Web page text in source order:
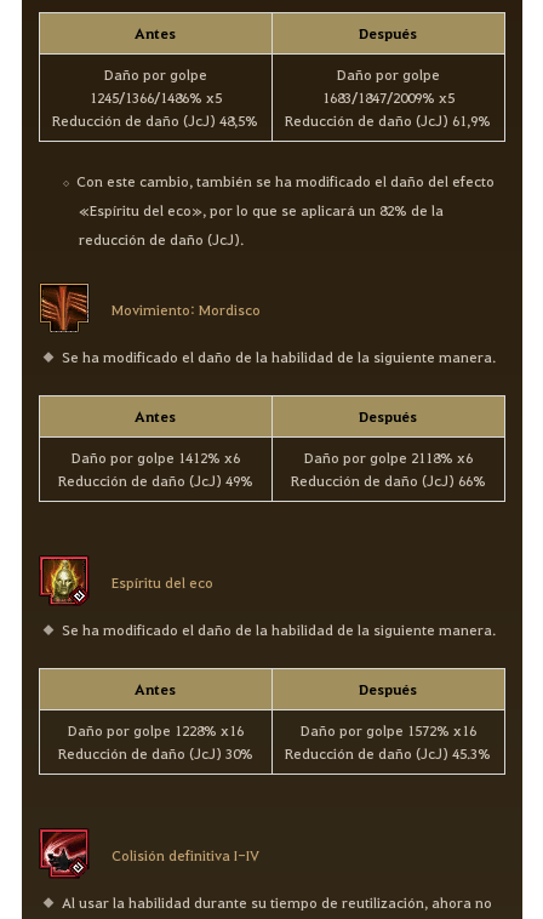
Antes Después
Daño por golpe
1245/1366/1486% x5
Reducción de daño (JcJ) 48,5%
Daño por golpe
1683/1847/2009% x5
Reducción de daño (JcJ) 61,9%
Con este cambio, también se ha modificado el daño del efecto
«Espíritu del eco», por lo que se aplicará un 82% de la
reducción de daño (JcJ).
Movimiento: Mordisco
Se ha modificado el daño de la habilidad de la siguiente manera.
Antes Después
Daño por golpe 1412% x6
Reducción de daño (JcJ) 49%
Daño por golpe 2118% x6
Reducción de daño (JcJ) 66%
Espíritu del eco
Se ha modificado el daño de la habilidad de la siguiente manera.
Antes Después
Daño por golpe 1228% x16
Reducción de daño (JcJ) 30%
Daño por golpe 1572% x16
Reducción de daño (JcJ) 45.3%
Colisión definitiva I-IV
Al usar la habilidad durante su tiempo de reutilización, ahora no